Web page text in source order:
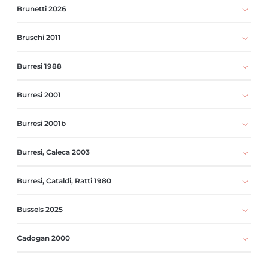
Brunetti 2026
Bruschi 2011
Burresi 1988
Burresi 2001
Burresi 2001b
Burresi, Caleca 2003
Burresi, Cataldi, Ratti 1980
Bussels 2025
Cadogan 2000